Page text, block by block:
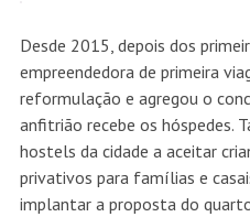
Desde 2015, depois dos
empreendedora de primeira
reformulação e agregou o
anfitrião recebe os hóspedes.
hostels da cidade a aceitar
privativos para famílias e
implantar a proposta do